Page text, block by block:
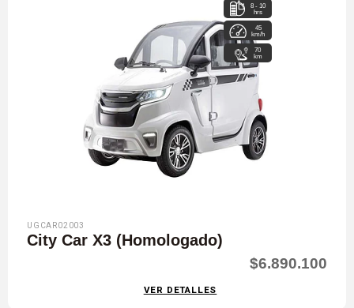
8 - 10
hrs
45
km/h
70
km
UGCAR02003
City Car X3 (Homologado)
$6.890.100
VER DETALLES